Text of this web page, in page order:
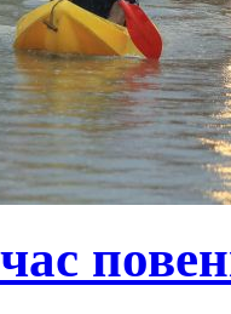
час